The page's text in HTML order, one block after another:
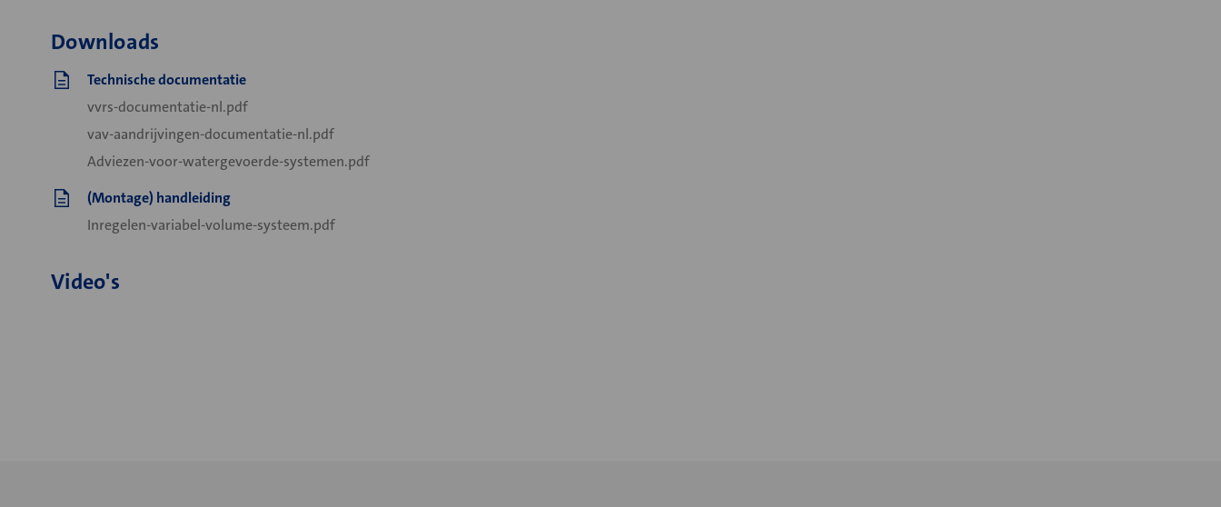
Downloads
Technische documentatie
vvrs-documentatie-nl.pdf
vav-aandrijvingen-documentatie-nl.pdf
Adviezen-voor-watergevoerde-systemen.pdf
(Montage) handleiding
Inregelen-variabel-volume-systeem.pdf
Video's